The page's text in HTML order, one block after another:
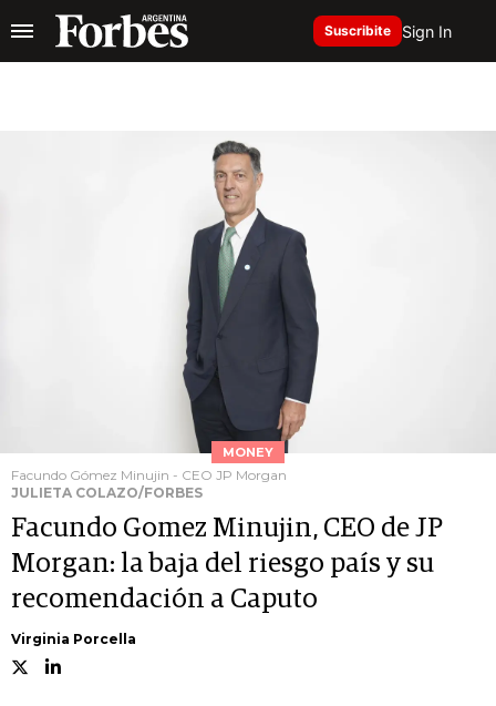
Suscribite Sign In
MONEY
Facundo Gómez Minujin - CEO JP Morgan
JULIETA COLAZO/FORBES
Facundo Gomez Minujin, CEO de JP
Morgan: la baja del riesgo país y su
recomendación a Caputo
Virginia Porcella